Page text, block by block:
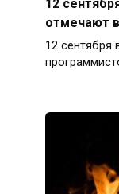
12
отмечают
12 сентября